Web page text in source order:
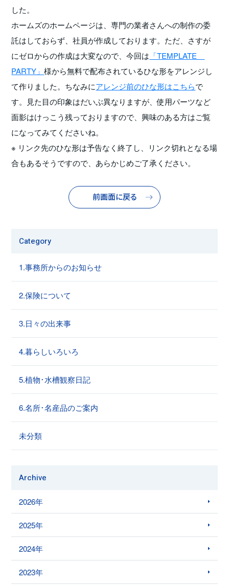
した。
ホームズのホームページは、専門の業者さんへの制作の委
託はしておらず、社員が作成しております。ただ、さすが
にゼロからの作成は大変なので、今回は 「TEMPLATE
PARTY」様から無料で配布されているひな形をアレンジし
て作りました。ちなみにアレンジ前のひな形はこちらで
す。見た目の印象はだいぶ異なりますが、使用パーツなど
面影はけっこう残っておりますので、興味のある方はご覧
になってみてくださいね。
※ リンク先のひな形は予告なく終了し、リンク切れとなる場
合もあるそうですので、あらかじめご了承ください。
前画面に戻る
Category
1.事務所からのお知らせ
2.保険について
3.日々の出来事
4.暮らしいろいろ
5.植物･水槽観察日記
6.名所･名産品のご案内
未分類
Archive
2026年
2025年
2024年
2023年